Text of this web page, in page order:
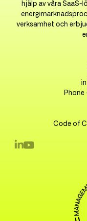
hjälp av våra SaaS-
verksamhet och
Code of